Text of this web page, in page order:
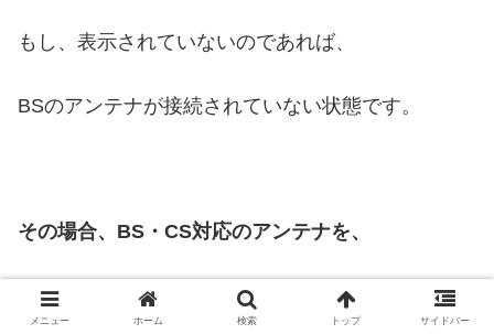
もし、表示されていないのであれば、
BSのアンテナが接続されていない状態です。
その場合、BS・CS対応のアンテナを、
設置すればWOWOWの視聴が可能になります。
メニュー ホーム 検索 トップ サイドバー